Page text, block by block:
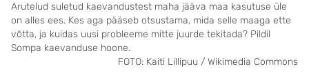
Arutelud suletud kaevandustest maha jääva maa kasutuse üle
on alles ees. Kes aga pääseb otsustama, mida selle maaga ette
võtta, ja kuidas uusi probleeme mitte juurde tekitada? Pildil
Sompa kaevanduse hoone.
FOTO: Kaiti Lillipuu / Wikimedia Commons